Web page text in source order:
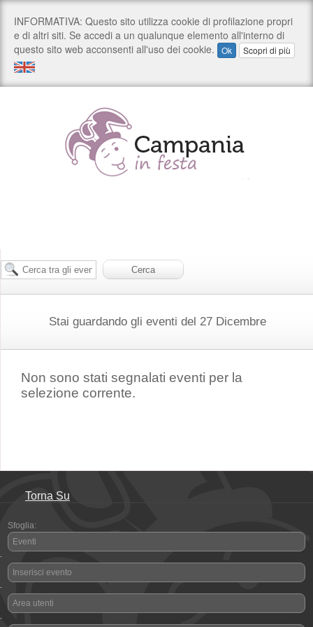
Stai guardando gli eventi del 27 Dicembre
Non sono stati segnalati eventi per la
selezione corrente.
Torna Su
Sfoglia:
Eventi
-
Inserisci evento
-
Area utenti
-